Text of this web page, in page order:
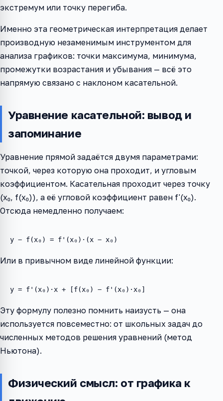
экстремум или точку перегиба.
Именно эта геометрическая интерпретация делает
производную незаменимым инструментом для
анализа графиков: точки максимума, минимума,
промежутки возрастания и убывания — всё это
напрямую связано с наклоном касательной.
Уравнение касательной: вывод и
запоминание
Уравнение прямой задаётся двумя параметрами:
точкой, через которую она проходит, и угловым
коэффициентом. Касательная проходит через точку
(x₀, f(x₀)), а её угловой коэффициент равен f'(x₀).
Отсюда немедленно получаем:
y − f(x₀) = f'(x₀)·(x − x₀)
Или в привычном виде линейной функции:
y = f'(x₀)·x + [f(x₀) − f'(x₀)·x₀]
Эту формулу полезно помнить наизусть — она
используется повсеместно: от школьных задач до
численных методов решения уравнений (метод
Ньютона).
Физический смысл: от графика к